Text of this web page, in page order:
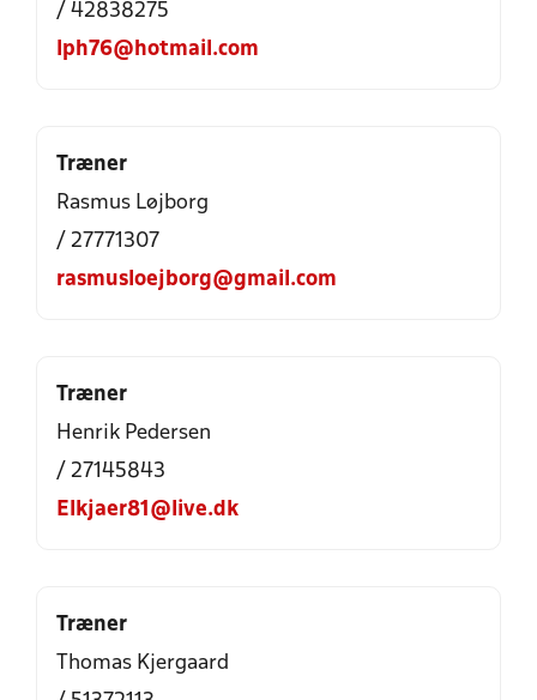
/ 42838275
lph76@hotmail.com
Træner
Rasmus Løjborg
/ 27771307
rasmusloejborg@gmail.com
Træner
Henrik Pedersen
/ 27145843
Elkjaer81@live.dk
Træner
Thomas Kjergaard